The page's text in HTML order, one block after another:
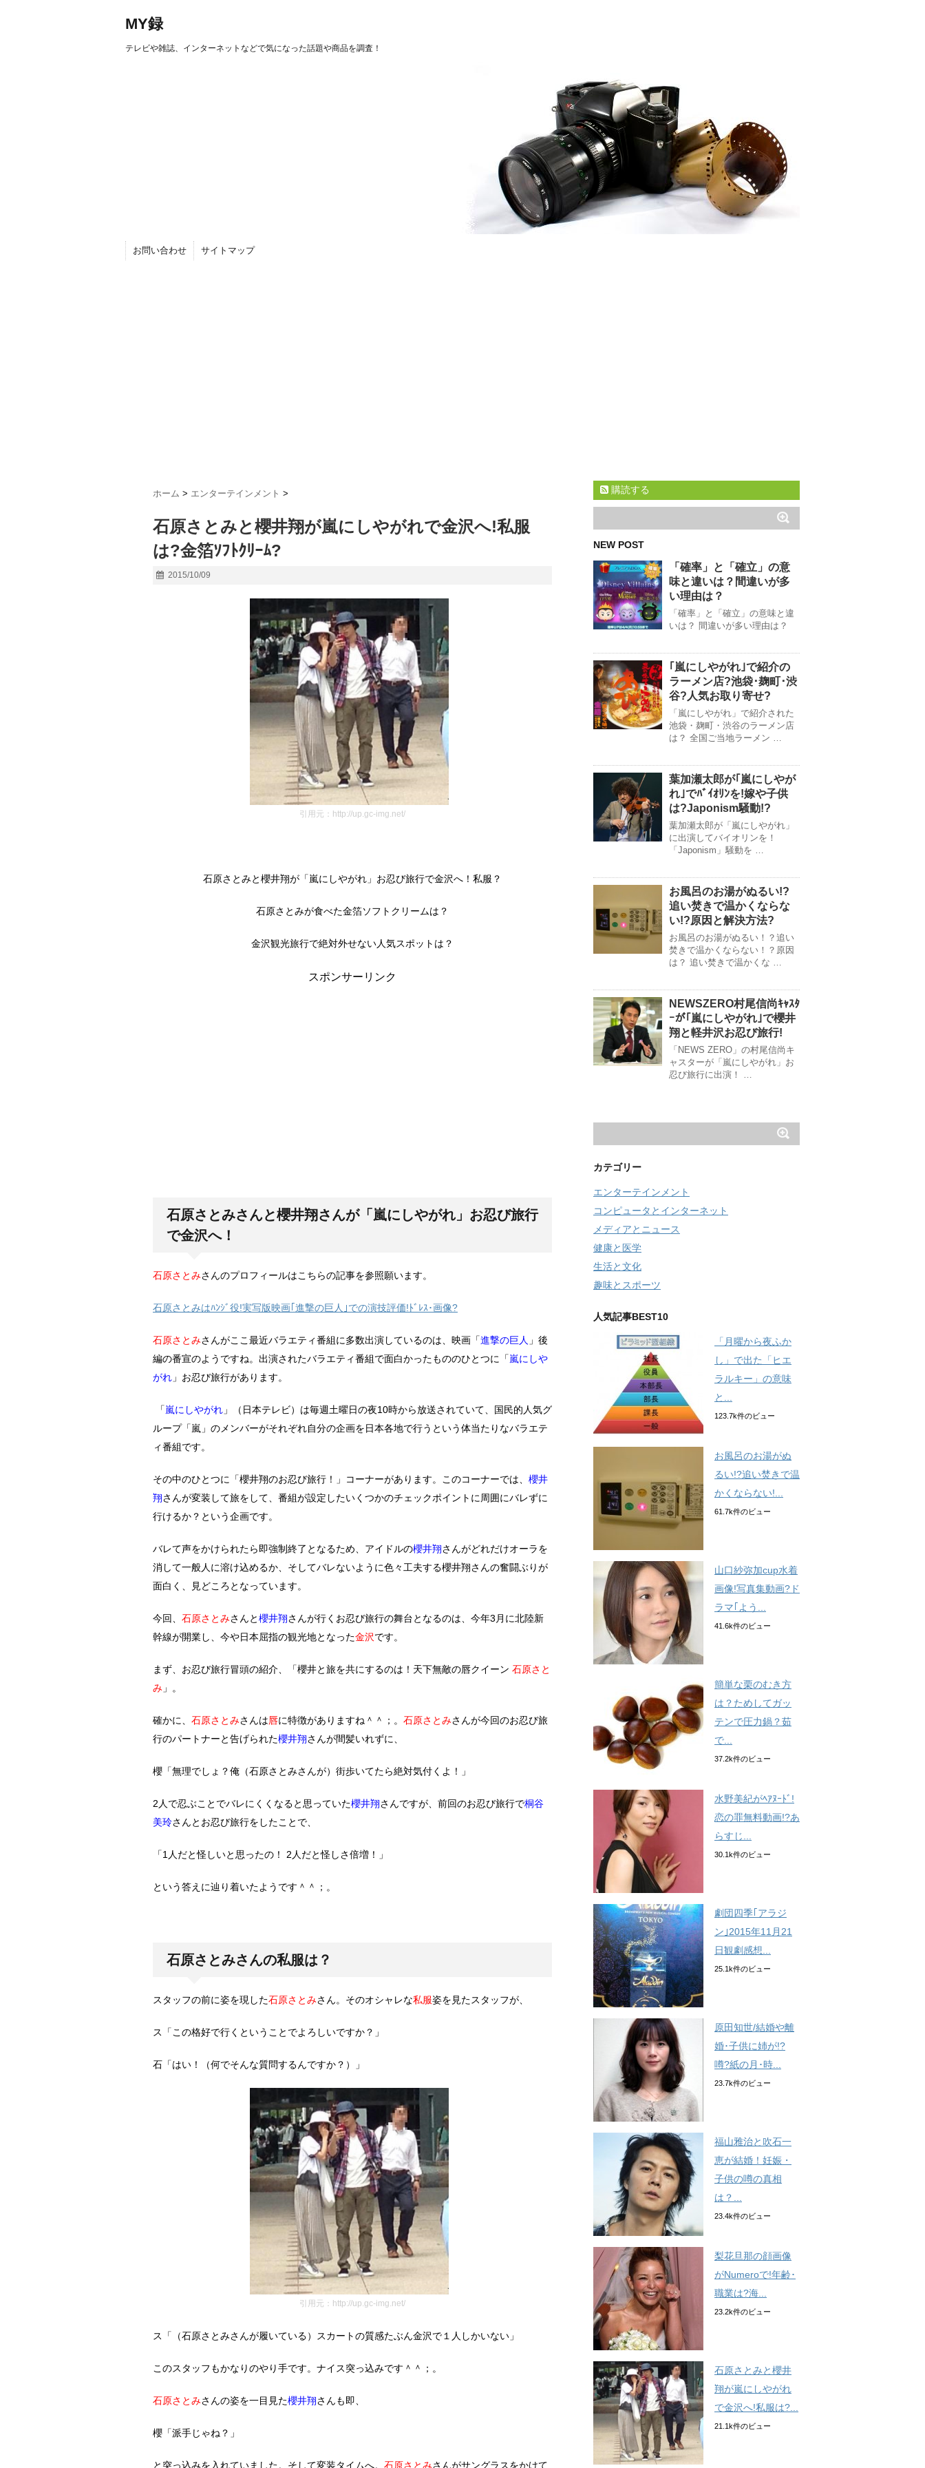
MY録
テレビや雑誌、インターネットなどで気になった話題や商品を調査！
お問い合わせ サイトマップ
ホーム > エンターテインメント >
石原さとみと櫻井翔が嵐にしやがれで金沢へ!私服
は?金箔ｿﾌﾄｸﾘｰﾑ?
2015/10/09
引用元：http://up.gc-img.net/
石原さとみと櫻井翔が「嵐にしやがれ」お忍び旅行で金沢へ！私服？
石原さとみが食べた金箔ソフトクリームは？
金沢観光旅行で絶対外せない人気スポットは？
スポンサーリンク
石原さとみさんと櫻井翔さんが「嵐にしやがれ」お忍び旅行
で金沢へ！
石原さとみさんのプロフィールはこちらの記事を参照願います。
石原さとみはﾊﾝｼﾞ役!実写版映画｢進撃の巨人｣での演技評価!ﾄﾞﾚｽ･画像?
石原さとみさんがここ最近バラエティ番組に多数出演しているのは、映画「進撃の巨人 」後
編の番宣のようですね。出演されたバラエティ番組で面白かったもののひとつに「嵐にしや
がれ 」お忍び旅行があります。
「嵐にしやがれ 」（日本テレビ）は毎週土曜日の夜10時から放送されていて、国民的人気グ
ループ「嵐」のメンバーがそれぞれ自分の企画を日本各地で行うという体当たりなバラエテ
ィ番組です。
その中のひとつに「櫻井翔のお忍び旅行！」コーナーがあります。このコーナーでは、 櫻井
翔さんが変装して旅をして、番組が設定したいくつかのチェックポイントに周囲にバレずに
行けるか？という企画です。
バレて声をかけられたら即強制終了となるため、アイドルの櫻井翔さんがどれだけオーラを
消して一般人に溶け込めるか、そしてバレないように色々工夫する櫻井翔さんの奮闘ぶりが
面白く、見どころとなっています。
今回、 石原さとみさんと櫻井翔さんが行くお忍び旅行の舞台となるのは、今年3月に北陸新
幹線が開業し、今や日本屈指の観光地となった金沢です。
まず、お忍び旅行冒頭の紹介、「櫻井と旅を共にするのは！天下無敵の唇クイーン 石原さと
み 」。
確かに、 石原さとみさんは唇に特徴がありますね＾＾；。 石原さとみさんが今回のお忍び旅
行のパートナーと告げられた櫻井翔さんが間髪いれずに、
櫻「無理でしょ？俺（石原さとみさんが）街歩いてたら絶対気付くよ！」
2人で忍ぶことでバレにくくなると思っていた櫻井翔さんですが、前回のお忍び旅行で桐谷
美玲さんとお忍び旅行をしたことで、
「1人だと怪しいと思ったの！ 2人だと怪しさ倍増！」
という答えに辿り着いたようです＾＾；。
石原さとみさんの私服は？
スタッフの前に姿を現した石原さとみさん。そのオシャレな私服姿を見たスタッフが、
ス「この格好で行くということでよろしいですか？」
石「はい！（何でそんな質問するんですか？）」
引用元：http://up.gc-img.net/
ス「（石原さとみさんが履いている）スカートの質感たぶん金沢で１人しかいない」
このスタッフもかなりのやり手です。ナイス突っ込みです＾＾；。
石原さとみさんの姿を一目見た櫻井翔さんも即、
櫻「派手じゃね？」
と突っ込みを入れていました。そして変装タイムへ。 石原さとみさんがサングラスをかけて
購読する
NEW POST
「確率」と「確立」の意
味と違いは？間違いが多
い理由は？
「確率」と「確立」の意味と違
いは？ 間違いが多い理由は？
｢嵐にしやがれ｣で紹介の
ラーメン店?池袋･麹町･渋
谷?人気お取り寄せ?
「嵐にしやがれ」で紹介された
池袋・麹町・渋谷のラーメン店
は？ 全国ご当地ラーメン …
葉加瀬太郎が｢嵐にしやが
れ｣でﾊﾞｲｵﾘﾝを!嫁や子供
は?Japonism騒動!?
葉加瀬太郎が「嵐にしやがれ」
に出演してバイオリンを！
「Japonism」騒動を …
お風呂のお湯がぬるい!?
追い焚きで温かくならな
い!?原因と解決方法?
お風呂のお湯がぬるい！？追い
焚きで温かくならない！？原因
は？ 追い焚きで温かくな …
NEWSZERO村尾信尚ｷｬｽﾀ
ｰが｢嵐にしやがれ｣で櫻井
翔と軽井沢お忍び旅行!
「NEWS ZERO」の村尾信尚キ
ャスターが「嵐にしやがれ」お
忍び旅行に出演！ …
カテゴリー
エンターテインメント
コンピュータとインターネット
メディアとニュース
健康と医学
生活と文化
趣味とスポーツ
人気記事BEST10
「月曜から夜ふか
し」で出た「ヒエ
ラルキー」の意味
と...
123.7k件のビュー
お風呂のお湯がぬ
るい!?追い焚きで温
かくならない!...
61.7k件のビュー
山口紗弥加cup水着
画像!写真集動画?ド
ラマ｢よう...
41.6k件のビュー
簡単な栗のむき方
は？ためしてガッ
テンで圧力鍋？茹
で...
37.2k件のビュー
水野美紀がﾍｱﾇｰﾄﾞ!
恋の罪無料動画!?あ
らすじ...
30.1k件のビュー
劇団四季｢アラジ
ン｣2015年11月21
日観劇感想...
25.1k件のビュー
原田知世/結婚や離
婚･子供に姉が!?
噂?紙の月･時...
23.7k件のビュー
福山雅治と吹石一
恵が結婚！妊娠・
子供の噂の真相
は？...
23.4k件のビュー
梨花旦那の顔画像
がNumeroで!年齢･
職業は?海...
23.2k件のビュー
石原さとみと櫻井
翔が嵐にしやがれ
で金沢へ!私服は?...
21.1k件のビュー